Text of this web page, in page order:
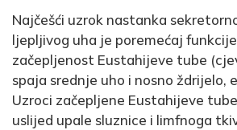
Najčešći uzrok nastanka
ljepljivog uha je poremećaj
začepljenost Eustahijeve tube
spaja srednje uho i nosno ždrijelo,
Uzroci začepljene Eustahijeve
uslijed upale sluznice i limfnoga